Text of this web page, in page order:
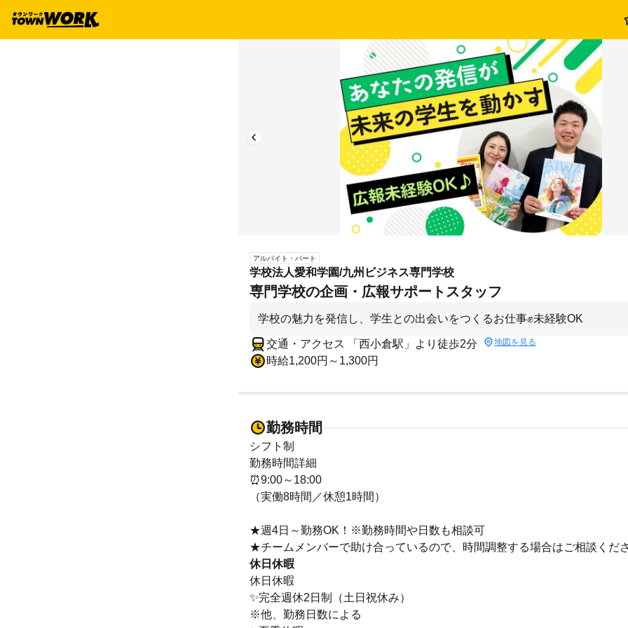
アルバイト・パート
学校法人愛和学園/九州ビジネス専門学校
専門学校の企画・広報サポートスタッフ
学校の魅力を発信し、学生との出会いをつくるお仕事✊未経験OK
交通・アクセス 「西小倉駅」より徒歩2分 地図を見る
時給1,200円～1,300円
勤務時間
シフト制
勤務時間詳細
⏰9:00～18:00
（実働8時間／休憩1時間）
★週4日～勤務OK！※勤務時間や日数も相談可
★チームメンバーで助け合っているので、時間調整する場合はご相談くだ
休日休暇
休日休暇
✨完全週休2日制（土日祝休み）
※他、勤務日数による